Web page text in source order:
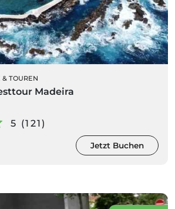
& TOUREN
Madeira
5 (121)
Jetzt Buchen